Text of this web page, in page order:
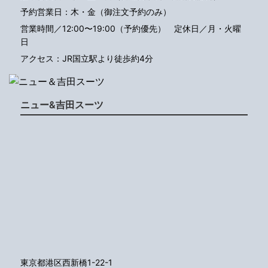
予約営業日：木・金（御注文予約のみ）
営業時間／12:00〜19:00（予約優先） 定休日／月・火曜
日
アクセス：JR国立駅より徒歩約4分
ニュー&吉田スーツ
東京都港区西新橋1-22-1